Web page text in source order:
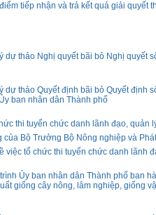
tiếp nhận và trả kết quả giải quyết
dự thảo Nghị quyết bãi bỏ Nghị quyết
dự thảo Quyết định bãi bỏ Quyết định
ban nhân dân Thành phố
thi tuyển chức danh lãnh đạo, quản
của Bộ Trưởng Bộ Nông nghiệp và
việc tổ chức thi tuyển chức danh lãnh
Ủy ban nhân dân Thành phố ban
giống cây nông, lâm nghiệp, giống